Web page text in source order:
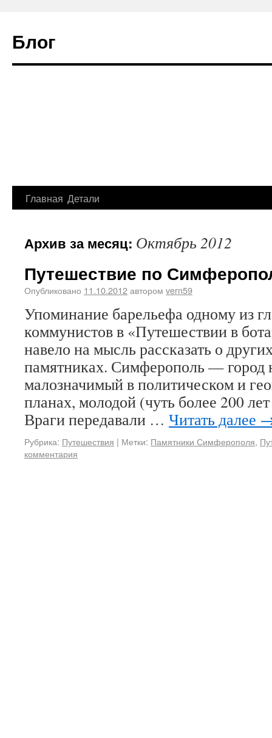
Блог
Главная Детали
Архив за месяц: Октябрь 2012
Путешествие по
Опубликовано 11.10.2012автором vern59
Упоминание барельефа одному из
коммунистов в «Путешествии в
навело на мысль рассказать о
памятниках. Симферополь — город
малозначимый в политическом и
планах, молодой (чуть более 200
Враги передавали … Читать далее
Рубрика: Путешествия | Метки: Памятники Симферополя,
комментария